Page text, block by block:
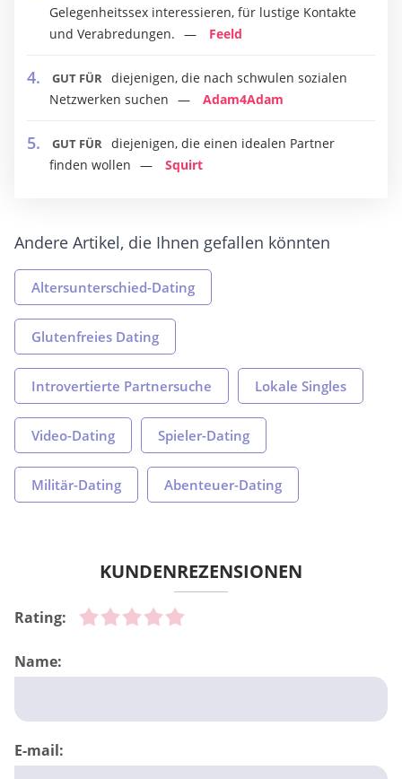
Gelegenheitssex interessieren, für lustige Kontakte
und Verabredungen.
Feeld
GUT FÜR diejenigen, die nach schwulen sozialen
Netzwerken suchen
Adam4Adam
GUT FÜR diejenigen, die einen idealen Partner
finden wollen
Squirt
Andere Artikel, die Ihnen gefallen könnten
Altersunterschied-Dating
Glutenfreies Dating
Introvertierte Partnersuche Lokale Singles
Video-Dating Spieler-Dating
Militär-Dating Abenteuer-Dating
KUNDENREZENSIONEN
Rating:
Name:
E-mail: